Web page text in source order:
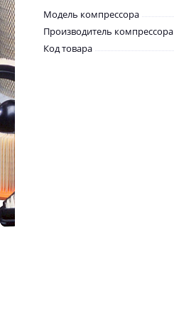
Модель компрессора
Производитель компрессора
Код товара